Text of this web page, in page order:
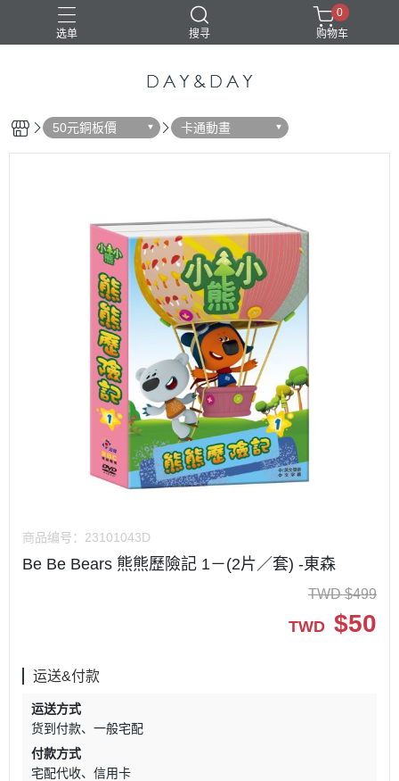
选单 搜寻
0
购物车
50元銅板價 卡通動畫
商品编号： 23101043D
Be Be Bears 熊熊歷險記 1－(2片／套) -東森
TWD $499
TWD $50
运送&付款
运送方式
货到付款
一般宅配
付款方式
宅配代收
信用卡